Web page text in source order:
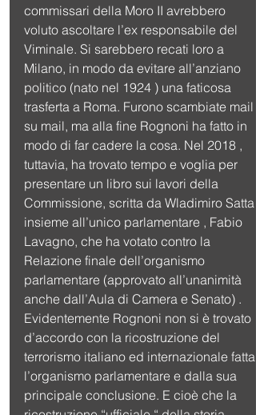
commissari della Moro II avrebbero
voluto ascoltare l’ex responsabile del
Viminale. Si sarebbero recati loro a
Milano, in modo da evitare all’anziano
politico (nato nel 1924 ) una faticosa
trasferta a Roma. Furono scambiate mail
su mail, ma alla fine Rognoni ha fatto in
modo di far cadere la cosa. Nel 2018 ,
tuttavia, ha trovato tempo e voglia per
presentare un libro sui lavori della
Commissione, scritta da Wladimiro Satta
insieme all’unico parlamentare , Fabio
Lavagno, che ha votato contro la
Relazione finale dell’organismo
parlamentare (approvato all’unanimità
anche dall’Aula di Camera e Senato) .
Evidentemente Rognoni non si è trovato
d’accordo con la ricostruzione del
terrorismo italiano ed internazionale fatta
l’organismo parlamentare e dalla sua
principale conclusione. E cioè che la